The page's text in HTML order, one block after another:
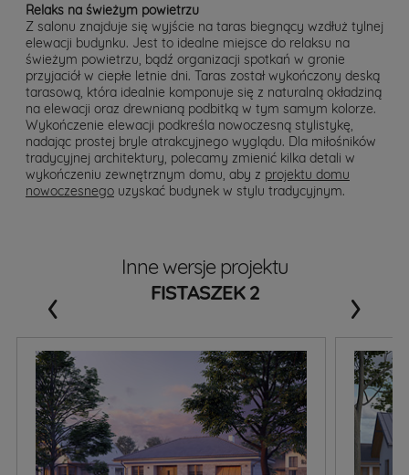
Relaks na świeżym powietrzu
Z salonu znajduje się wyjście na taras biegnący wzdłuż tylnej
elewacji budynku. Jest to idealne miejsce do relaksu na
świeżym powietrzu, bądź organizacji spotkań w gronie
przyjaciół w ciepłe letnie dni. Taras został wykończony deską
tarasową, która idealnie komponuje się z naturalną okładziną
na elewacji oraz drewnianą podbitką w tym samym kolorze.
Wykończenie elewacji podkreśla nowoczesną stylistykę,
nadając prostej bryle atrakcyjnego wyglądu. Dla miłośników
tradycyjnej architektury, polecamy zmienić kilka detali w
wykończeniu zewnętrznym domu, aby z projektu domu
nowoczesnego uzyskać budynek w stylu tradycyjnym.
Inne wersje projektu
FISTASZEK 2
‹ ›